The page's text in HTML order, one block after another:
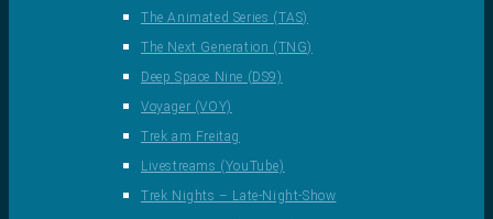
The Animated Series (TAS)
The Next Generation (TNG)
Deep Space Nine (DS9)
Voyager (VOY)
Trek am Freitag
Livestreams (YouTube)
Trek Nights – Late-Night-Show